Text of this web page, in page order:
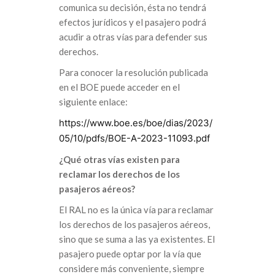
comunica su decisión, ésta no tendrá
efectos jurídicos y el pasajero podrá
acudir a otras vías para defender sus
derechos.
Para conocer la resolución publicada
en el BOE puede acceder en el
siguiente enlace:
https://www.boe.es/boe/dias/2023/
05/10/pdfs/BOE-A-2023-11093.pdf
¿Qué otras vías existen para
reclamar los derechos de los
pasajeros aéreos?
El RAL no es la única vía para reclamar
los derechos de los pasajeros aéreos,
sino que se suma a las ya existentes. El
pasajero puede optar por la vía que
considere más conveniente, siempre